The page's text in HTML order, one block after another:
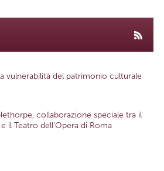
vulnerabilità del patrimonio culturale
collaborazione speciale tra il
il Teatro dell'Opera di Roma